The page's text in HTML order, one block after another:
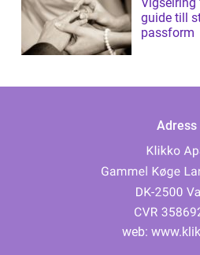
Vigselring
guide till
passform
Adress
web: